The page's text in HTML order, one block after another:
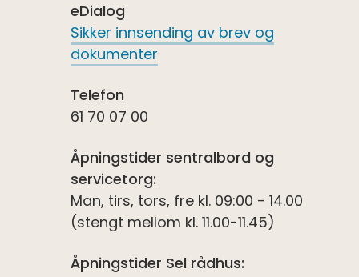
eDialog
Sikker innsending av brev og
dokumenter
Telefon
61 70 07 00
Åpningstider sentralbord og
servicetorg:
Man, tirs, tors, fre kl. 09:00 - 14.00
(stengt mellom kl. 11.00-11.45)
Åpningstider Sel rådhus: